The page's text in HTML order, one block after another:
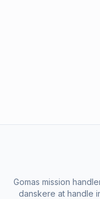
Gomas mission
danskere at handle